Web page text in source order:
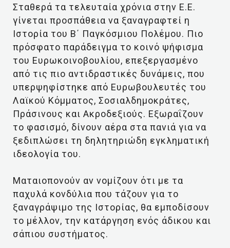
Σταθερά τα τελευταία χρόνια στην Ε.Ε.
γίνεται προσπάθεια να ξαναγραφτεί η
Ιστορία του Β΄ Παγκόσμιου Πολέμου. Πιο
πρόσφατο παράδειγμα το κοινό ψήφισμα
του Ευρωκοινοβουλίου, επεξεργασμένο
από τις πιο αντιδραστικές δυνάμεις, που
υπερψηφίστηκε από Ευρωβουλευτές του
Λαϊκού Κόμματος, Σοσιαλδημοκράτες,
Πράσινους και Ακροδεξιούς. Εξωραΐζουν
το φασισμό, δίνουν αέρα στα πανιά για να
ξεδιπλώσει τη δηλητηριώδη εγκληματική
ιδεολογία του.
Ματαιοπονούν αν νομίζουν ότι με τα
παχυλά κονδύλια που τάζουν για το
ξαναγράψιμο της Ιστορίας, θα εμποδίσουν
το μέλλον, την κατάργηση ενός άδικου και
σάπιου συστήματος.